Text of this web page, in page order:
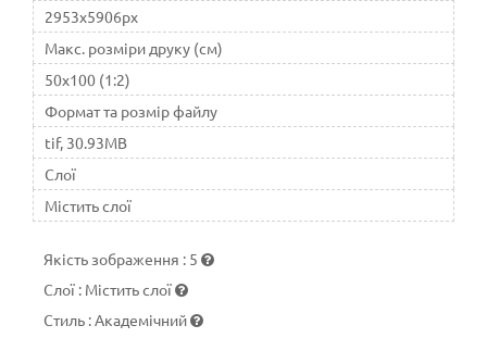
2953x5906px
Макс. розміри друку (см)
50x100 (1:2)
Формат та розмір файлу
tif, 30.93MB
Слої
Містить слої
Якість зображення : 5
Слої : Містить слої
Стиль : Академічний